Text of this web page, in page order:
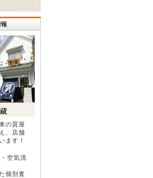
の質屋
、店舗
ます！
空気清
個別査